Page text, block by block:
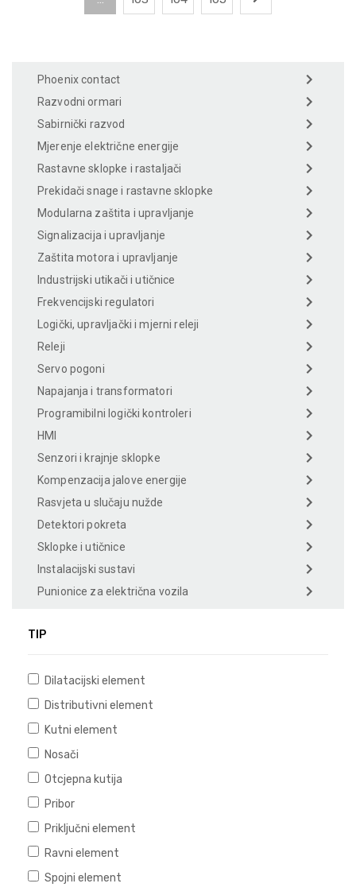
Phoenix contact
Razvodni ormari
Sabirnički razvod
Mjerenje električne energije
Rastavne sklopke i rastaljači
Prekidači snage i rastavne sklopke
Modularna zaštita i upravljanje
Signalizacija i upravljanje
Zaštita motora i upravljanje
Industrijski utikači i utičnice
Frekvencijski regulatori
Logički, upravljački i mjerni releji
Releji
Servo pogoni
Napajanja i transformatori
Programibilni logički kontroleri
HMI
Senzori i krajnje sklopke
Kompenzacija jalove energije
Rasvjeta u slučaju nužde
Detektori pokreta
Sklopke i utičnice
Instalacijski sustavi
Punionice za električna vozila
TIP
Dilatacijski element
Distributivni element
Kutni element
Nosači
Otcjepna kutija
Pribor
Priključni element
Ravni element
Spojni element